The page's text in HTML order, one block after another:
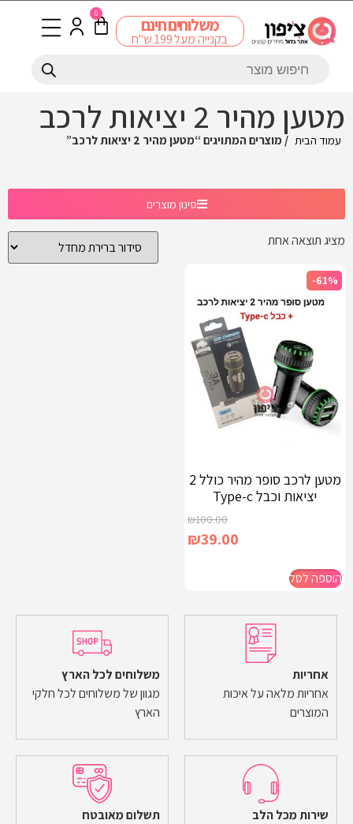
משלוחים חינם
בקנייה מעל 199 ש"ח
0
מטען מהיר 2 יציאות לרכב
עמוד הבית / מוצרים המתויגים “מטען מהיר 2 יציאות לרכב”
סינון מוצרים
מציג תוצאה אחת
-61%
מטען לרכב סופר מהיר כולל 2
יציאות וכבל Type-c
₪100.00
₪39.00
הוספה לסל
אחריות
אחריות מלאה על איכות
המוצרים
משלוחים לכל הארץ
מגוון של משלוחים לכל חלקי
הארץ
שירות מכל הלב
תשלום מאובטח